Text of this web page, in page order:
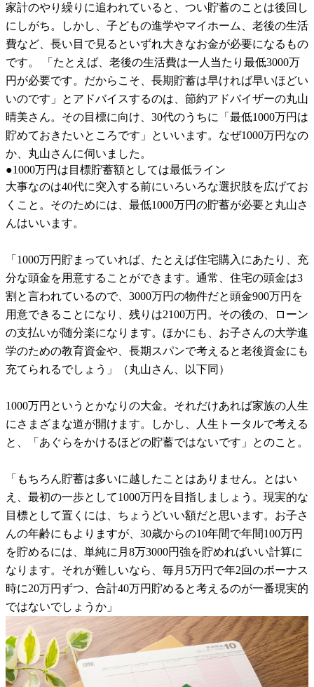
家計のやり繰りに追われていると、つい貯蓄のことは後回し
にしがち。しかし、子どもの進学やマイホーム、老後の生活
費など、長い目で見るといずれ大きなお金が必要になるもの
です。 「たとえば、老後の生活費は一人当たり最低3000万
円が必要です。だからこそ、長期貯蓄は早ければ早いほどい
いのです」とアドバイスするのは、節約アドバイザーの丸山
晴美さん。その目標に向け、30代のうちに「最低1000万円は
貯めておきたいところです」といいます。なぜ1000万円なの
か、丸山さんに伺いました。
●1000万円は目標貯蓄額としては最低ライン
大事なのは40代に突入する前にいろいろな選択肢を広げてお
くこと。そのためには、最低1000万円の貯蓄が必要と丸山さ
んはいいます。
「1000万円貯まっていれば、たとえば住宅購入にあたり、充
分な頭金を用意することができます。通常、住宅の頭金は3
割と言われているので、3000万円の物件だと頭金900万円を
用意できることになり、残りは2100万円。その後の、ローン
の支払いが随分楽になります。ほかにも、お子さんの大学進
学のための教育資金や、長期スパンで考えると老後資金にも
充てられるでしょう」（丸山さん、以下同）
1000万円というとかなりの大金。それだけあれば家族の人生
にさまざまな道が開けます。しかし、人生トータルで考える
と、「あぐらをかけるほどの貯蓄ではないです」とのこと。
「もちろん貯蓄は多いに越したことはありません。とはい
え、最初の一歩として1000万円を目指しましょう。現実的な
目標として置くには、ちょうどいい額だと思います。お子さ
んの年齢にもよりますが、30歳からの10年間で年間100万円
を貯めるには、単純に月8万3000円強を貯めればいい計算に
なります。それが難しいなら、毎月5万円で年2回のボーナス
時に20万円ずつ、合計40万円貯めると考えるのが一番現実的
ではないでしょうか」